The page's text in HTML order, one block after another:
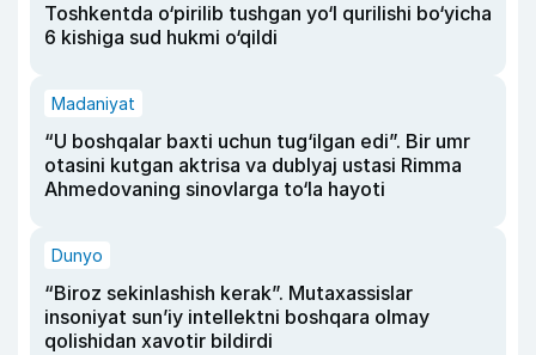
Toshkentda o‘pirilib tushgan yo‘l qurilishi bo‘yicha
6 kishiga sud hukmi o‘qildi
Madaniyat
“U boshqalar baxti uchun tug‘ilgan edi”. Bir umr
otasini kutgan aktrisa va dublyaj ustasi Rimma
Ahmedovaning sinovlarga to‘la hayoti
Dunyo
“Biroz sekinlashish kerak”. Mutaxassislar
insoniyat sun’iy intellektni boshqara olmay
qolishidan xavotir bildirdi